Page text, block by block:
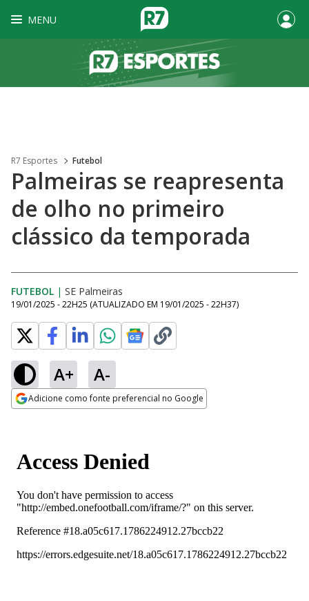
MENU
R7 Esportes Futebol
Palmeiras se reapresenta
de olho no primeiro
clássico da temporada
FUTEBOL | SE Palmeiras
19/01/2025 - 22H25 (ATUALIZADO EM 19/01/2025 - 22H37)
A+ A-
Adicione como fonte preferencial no Google